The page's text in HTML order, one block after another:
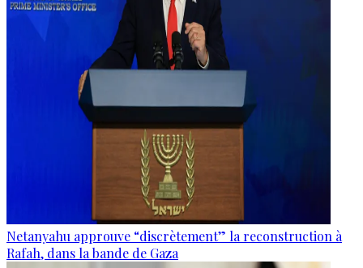
Netanyahu approuve “discrètement” la reconstruction à
Rafah, dans la bande de Gaza